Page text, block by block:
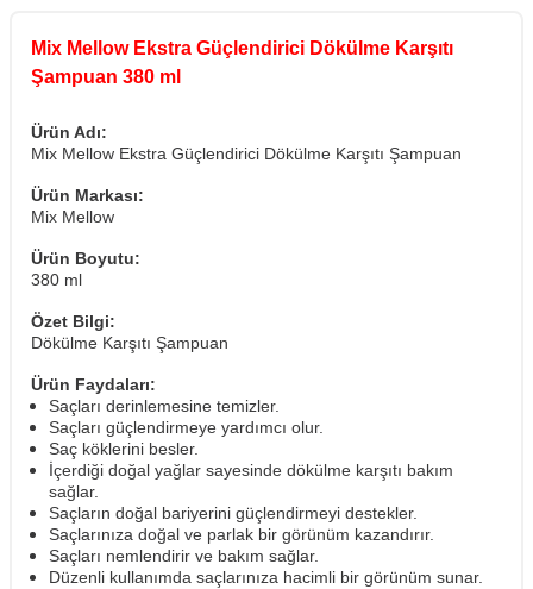
Mix Mellow Ekstra Güçlendirici Dökülme Karşıtı
Şampuan 380 ml
Ürün Adı:
Mix Mellow Ekstra Güçlendirici Dökülme Karşıtı Şampuan
Ürün Markası:
Mix Mellow
Ürün Boyutu:
380 ml
Özet Bilgi:
Dökülme Karşıtı Şampuan
Ürün Faydaları:
Saçları derinlemesine temizler.
Saçları güçlendirmeye yardımcı olur.
Saç köklerini besler.
İçerdiği doğal yağlar sayesinde dökülme karşıtı bakım
sağlar.
Saçların doğal bariyerini güçlendirmeyi destekler.
Saçlarınıza doğal ve parlak bir görünüm kazandırır.
Saçları nemlendirir ve bakım sağlar.
Düzenli kullanımda saçlarınıza hacimli bir görünüm sunar.